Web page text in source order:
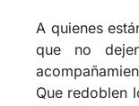
Que redoblen
necesarios,
religiosa y